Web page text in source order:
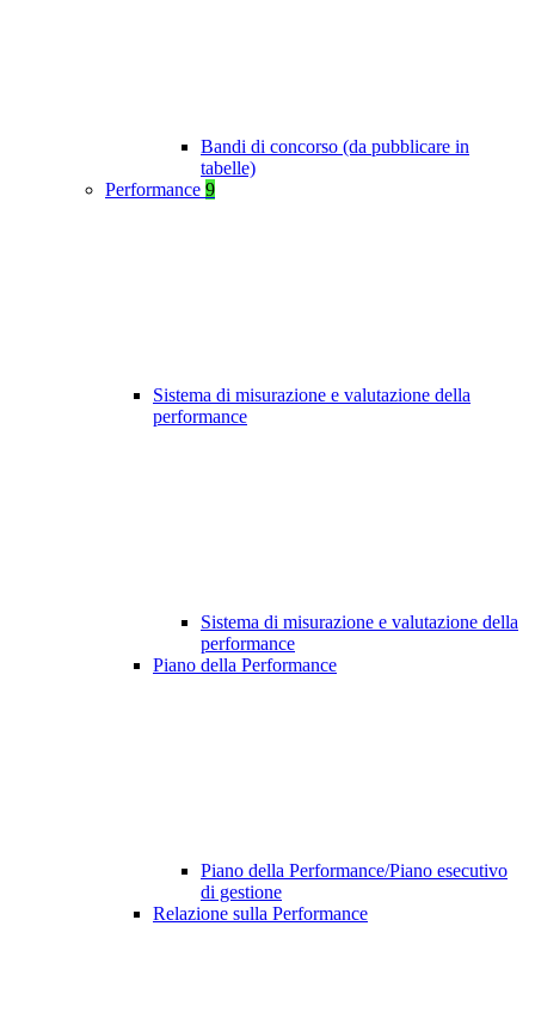
Bandi di concorso (da pubblicare in
tabelle)
Performance 9
Sistema di misurazione e valutazione della
performance
Sistema di misurazione e valutazione della
performance
Piano della Performance
Piano della Performance/Piano esecutivo
di gestione
Relazione sulla Performance